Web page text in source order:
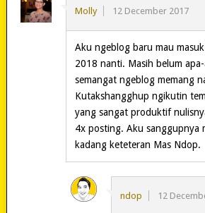
Molly 12 December 2017
Aku ngeblog baru mau
2018 nanti. Masih belum
semangat ngeblog memang
Kutakshangghup ngikutin
yang sangat produktif
4x posting. Aku sanggupnya
kadang keteteran Mas Ndop.
ndop 12